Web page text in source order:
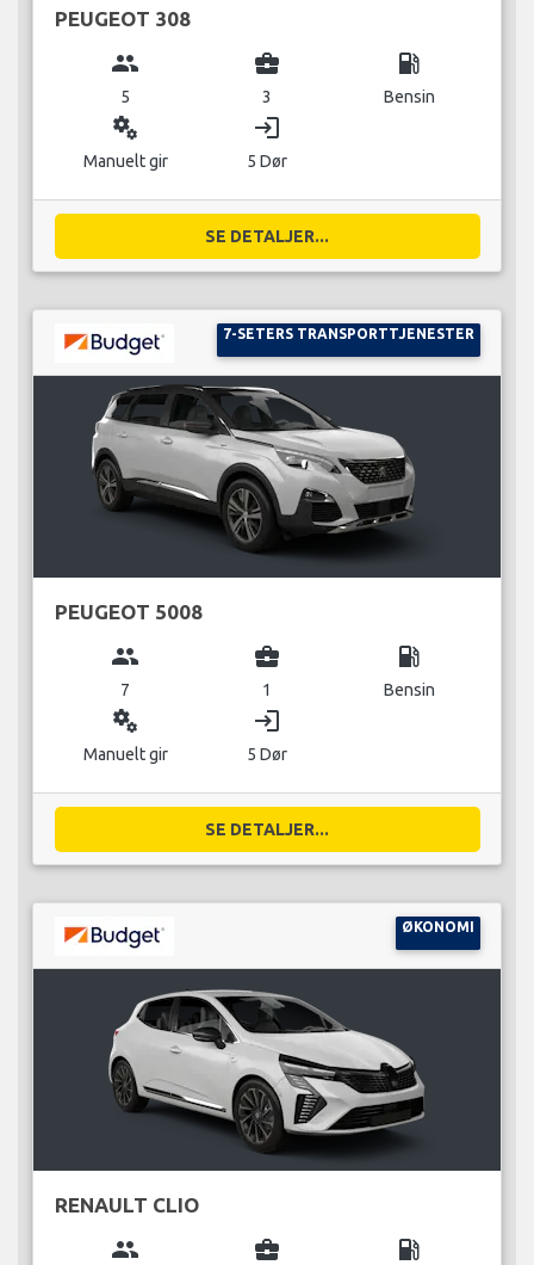
PEUGEOT 308
group
5
business_center
3
local_gas_station
Bensin
miscellaneous_services
Manuelt gir
login
5 Dør
SE DETALJER...
7-SETERS TRANSPORTTJENESTER
PEUGEOT 5008
group
7
business_center
1
local_gas_station
Bensin
miscellaneous_services
Manuelt gir
login
5 Dør
SE DETALJER...
ØKONOMI
RENAULT CLIO
group business_center local_gas_station